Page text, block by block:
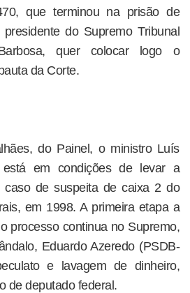
que terminou na prisão de
do Supremo Tribunal
quer colocar logo o
da Corte.
do Painel, o ministro Luís
em condições de levar a
caso de suspeita de caixa 2 do
em 1998. A primeira etapa a
processo continua no Supremo,
Eduardo Azeredo (PSDB-
e lavagem de dinheiro,
de deputado federal.